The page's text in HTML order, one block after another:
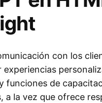
con los
funciones de
a la vez que ofrece